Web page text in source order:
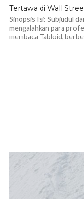
Tertawa di Wall
Sinopsis Isi: Subjudul
mengalahkan para
membaca Tabloid,